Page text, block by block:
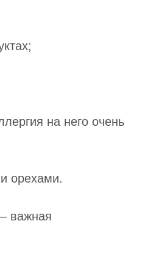
на него очень
орехами.
важная